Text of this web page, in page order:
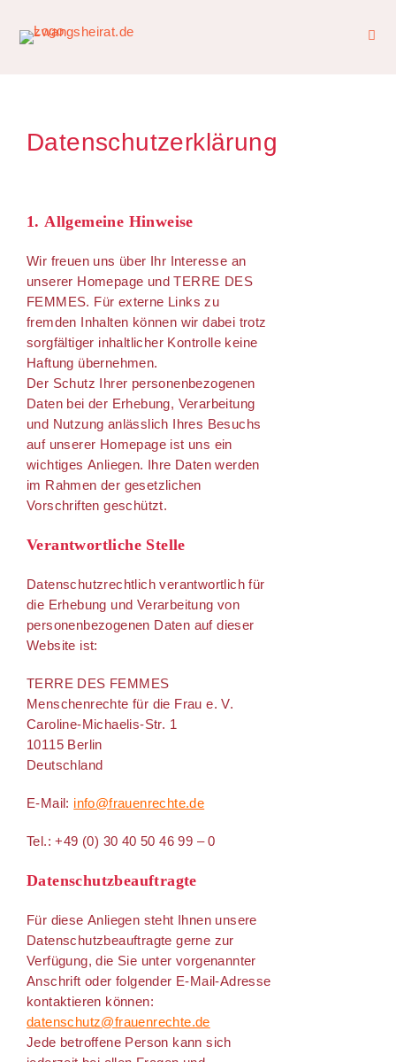
Datenschutzerklärung
1. Allgemeine Hinweise
Wir freuen uns über Ihr Interesse an
unserer Homepage und TERRE DES
FEMMES. Für externe Links zu
fremden Inhalten können wir dabei trotz
sorgfältiger inhaltlicher Kontrolle keine
Haftung übernehmen.
Der Schutz Ihrer personenbezogenen
Daten bei der Erhebung, Verarbeitung
und Nutzung anlässlich Ihres Besuchs
auf unserer Homepage ist uns ein
wichtiges Anliegen. Ihre Daten werden
im Rahmen der gesetzlichen
Vorschriften geschützt.
Verantwortliche Stelle
Datenschutzrechtlich verantwortlich für
die Erhebung und Verarbeitung von
personenbezogenen Daten auf dieser
Website ist:
TERRE DES FEMMES
Menschenrechte für die Frau e. V.
Caroline-Michaelis-Str. 1
10115 Berlin
Deutschland
E-Mail: info@frauenrechte.de
Tel.: +49 (0) 30 40 50 46 99 – 0
Datenschutzbeauftragte
Für diese Anliegen steht Ihnen unsere
Datenschutzbeauftragte gerne zur
Verfügung, die Sie unter vorgenannter
Anschrift oder folgender E-Mail-Adresse
kontaktieren können:
datenschutz@frauenrechte.de
Jede betroffene Person kann sich